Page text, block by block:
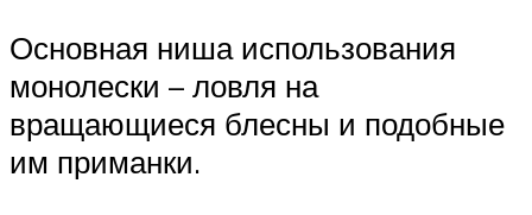
Основная ниша использования
монолески – ловля на
вращающиеся блесны и подобные
им приманки.